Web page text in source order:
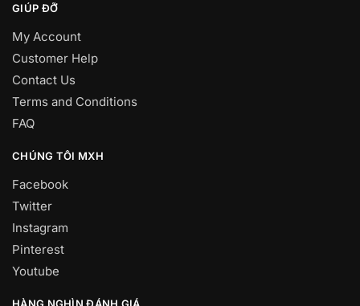
GIÚP ĐỠ
My Account
Customer Help
Contact Us
Terms and Conditions
FAQ
CHÚNG TÔI MXH
Facebook
Twitter
Instagram
Pinterest
Youtube